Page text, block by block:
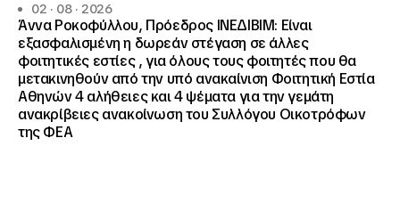
02 · 08 · 2026
Άννα Ροκοφύλλου, Πρόεδρος ΙΝΕΔΙΒΙΜ: Είναι
εξασφαλισμένη η δωρεάν στέγαση σε άλλες
φοιτητικές εστίες , για όλους τους φοιτητές που θα
μετακινηθούν από την υπό ανακαίνιση Φοιτητική Εστία
Αθηνών 4 αλήθειες και 4 ψέματα για την γεμάτη
ανακρίβειες ανακοίνωση του Συλλόγου Οικοτρόφων
της ΦΕΑ